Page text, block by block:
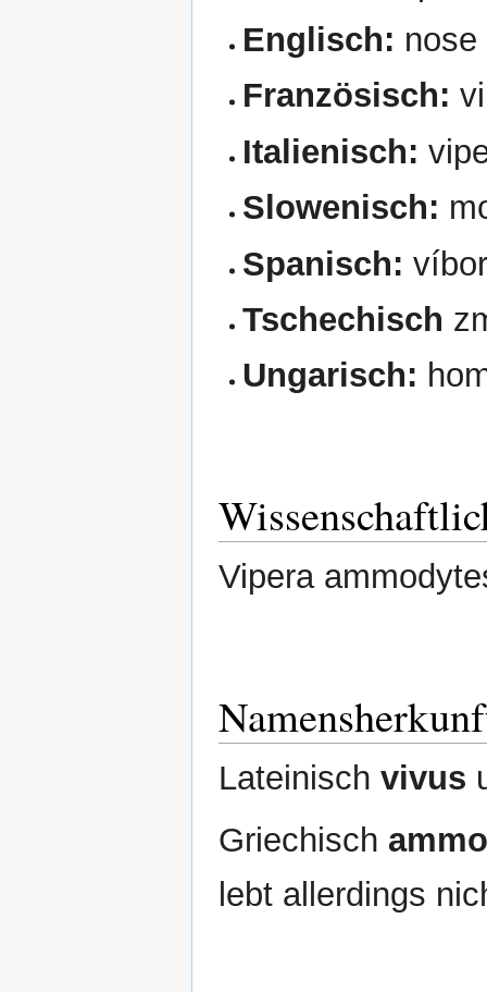
Englisch:
Französisch:
Italienisch:
Slowenisch:
Spanisch:
Tschechisch
Ungarisch:
Vipera
Lateinisch vivus
Griechisch
lebt allerdings